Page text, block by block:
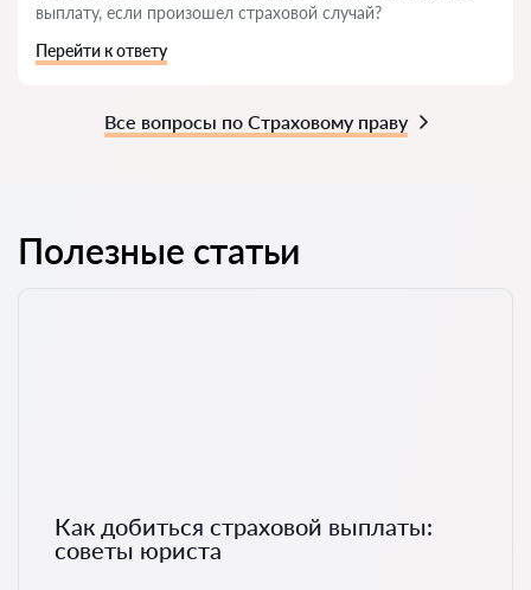
выплату, если произошел страховой случай?
Перейти к ответу
Все вопросы по Страховому праву
Полезные статьи
Как добиться страховой выплаты:
советы юриста